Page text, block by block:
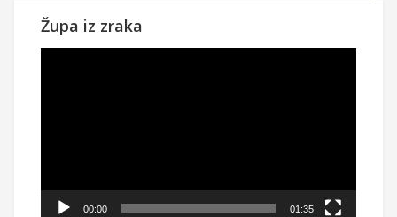
Župa iz zraka
00:00 01:35